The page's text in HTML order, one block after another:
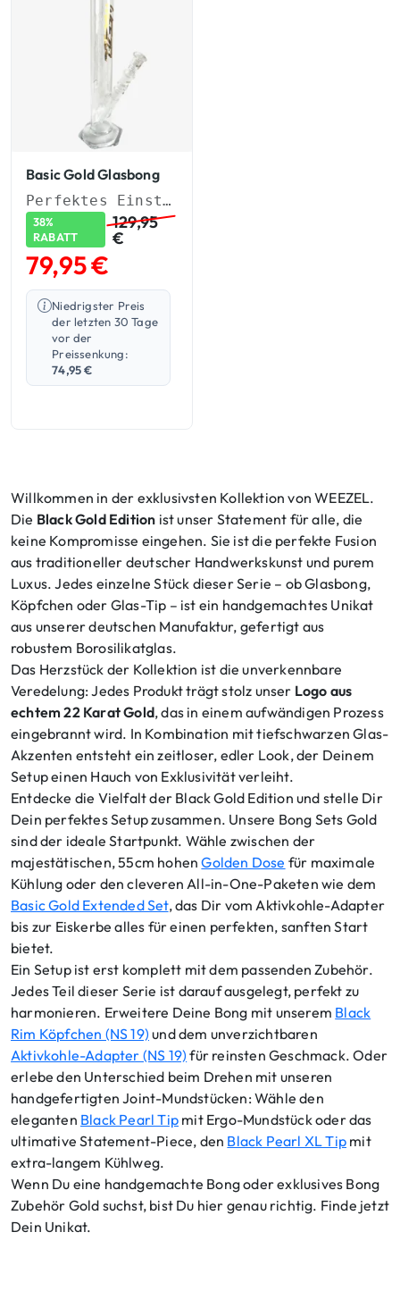
Willkommen in der exklusivsten Kollektion von WEEZEL.
Die Black Gold Edition ist unser Statement für alle, die
keine Kompromisse eingehen. Sie ist die perfekte Fusion
aus traditioneller deutscher Handwerkskunst und purem
Luxus. Jedes einzelne Stück dieser Serie – ob Glasbong,
Köpfchen oder Glas-Tip – ist ein handgemachtes Unikat
aus unserer deutschen Manufaktur, gefertigt aus
robustem Borosilikatglas.
Das Herzstück der Kollektion ist die unverkennbare
Veredelung: Jedes Produkt trägt stolz unser Logo aus
echtem 22 Karat Gold, das in einem aufwändigen Prozess
eingebrannt wird. In Kombination mit tiefschwarzen Glas-
Akzenten entsteht ein zeitloser, edler Look, der Deinem
Setup einen Hauch von Exklusivität verleiht.
Entdecke die Vielfalt der Black Gold Edition und stelle Dir
Dein perfektes Setup zusammen. Unsere Bong Sets Gold
sind der ideale Startpunkt. Wähle zwischen der
majestätischen, 55cm hohenGolden Dose für maximale
Kühlung oder den cleveren All-in-One-Paketen wie dem
Basic Gold Extended Set, das Dir vom Aktivkohle-Adapter
bis zur Eiskerbe alles für einen perfekten, sanften Start
bietet.
Ein Setup ist erst komplett mit dem passenden Zubehör.
Jedes Teil dieser Serie ist darauf ausgelegt, perfekt zu
harmonieren. Erweitere Deine Bong mit unserem Black
Rim Köpfchen (NS 19) und dem unverzichtbaren
Aktivkohle-Adapter (NS 19) für reinsten Geschmack. Oder
erlebe den Unterschied beim Drehen mit unseren
handgefertigten Joint-Mundstücken: Wähle den
eleganten Black Pearl Tip mit Ergo-Mundstück oder das
ultimative Statement-Piece, den Black Pearl XL Tip mit
extra-langem Kühlweg.
Wenn Du eine handgemachte Bong oder exklusives Bong
Zubehör Gold suchst, bist Du hier genau richtig. Finde jetzt
Dein Unikat.
Basic Gold Glasbong
Perfektes Einsteiger-Set in handgemachter Qualität
38%
RABATT
129,95
€
79,95€
Niedrigster Preis
der letzten 30 Tage
vor der
Preissenkung:
74,95€